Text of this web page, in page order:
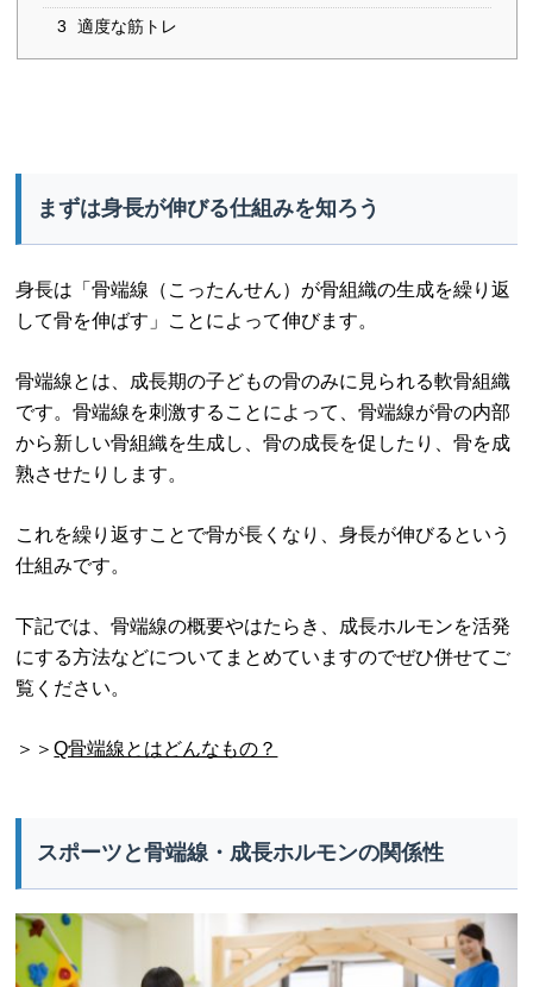
3 適度な筋トレ
まずは身長が伸びる仕組みを知ろう
身長は「骨端線（こったんせん）が骨組織の生成を繰り返
して骨を伸ばす」ことによって伸びます。
骨端線とは、成長期の子どもの骨のみに見られる軟骨組織
です。骨端線を刺激することによって、骨端線が骨の内部
から新しい骨組織を生成し、骨の成長を促したり、骨を成
熟させたりします。
これを繰り返すことで骨が長くなり、身長が伸びるという
仕組みです。
下記では、骨端線の概要やはたらき、成長ホルモンを活発
にする方法などについてまとめていますのでぜひ併せてご
覧ください。
＞＞Q骨端線とはどんなもの？
スポーツと骨端線・成長ホルモンの関係性